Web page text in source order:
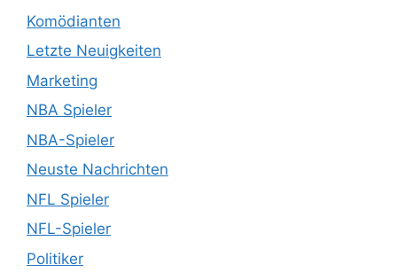
Komödianten
Letzte Neuigkeiten
Marketing
NBA Spieler
NBA-Spieler
Neuste Nachrichten
NFL Spieler
NFL-Spieler
Politiker